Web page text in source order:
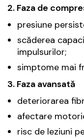
2. Faza de
presiune
scăderea
impulsurilor;
simptome mai
3. Faza avansată
deteriorarea
afectare
risc de leziuni